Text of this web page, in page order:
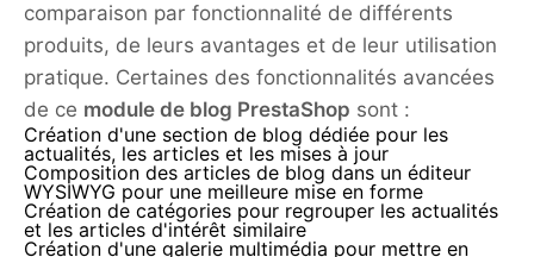
comparaison par fonctionnalité de différents
produits, de leurs avantages et de leur utilisation
pratique. Certaines des fonctionnalités avancées
de ce module de blog PrestaShop sont :
Création d'une section de blog dédiée pour les
actualités, les articles et les mises à jour
Composition des articles de blog dans un éditeur
WYSIWYG pour une meilleure mise en forme
Création de catégories pour regrouper les actualités
et les articles d'intérêt similaire
Création d'une galerie multimédia pour mettre en